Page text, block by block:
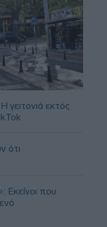
γειτονιά εκτός
ότι
Εκείνοι που